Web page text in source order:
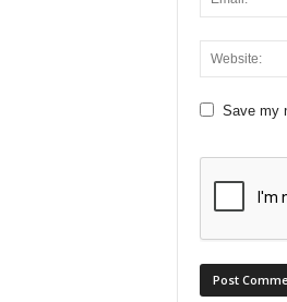
Save my